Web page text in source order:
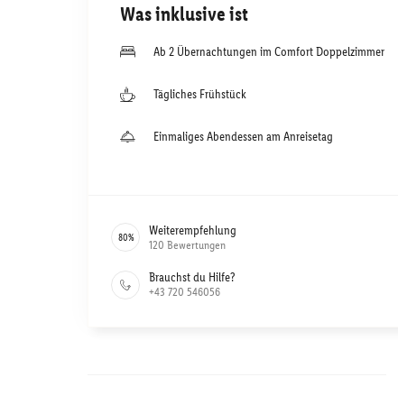
Was inklusive ist
Ab 2 Übernachtungen im Comfort Doppelzimmer
Tägliches Frühstück
Einmaliges Abendessen am Anreisetag
80% Weiterempfehlung
120 Bewertungen
Brauchst du Hilfe?
+43 720 546056